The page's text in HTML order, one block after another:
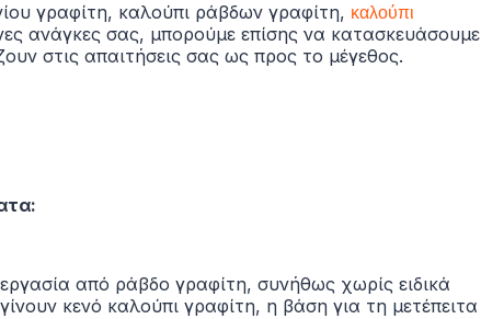
γραφίτη, καλούπι ράβδων γραφίτη, καλούπι
ανάγκες σας, μπορούμε επίσης να κατασκευάσουμε
στις απαιτήσεις σας ως προς το μέγεθος.
από ράβδο γραφίτη, συνήθως χωρίς ειδικά
κενό καλούπι γραφίτη, η βάση για τη μετέπειτα